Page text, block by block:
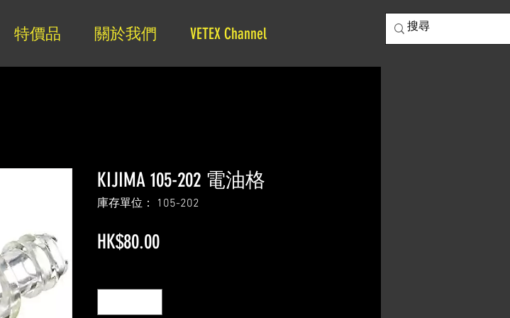
特價品 關於我們 VETEX Channel
KIJIMA 105-202 電油格
庫存單位： 105-202
HK$80.00價